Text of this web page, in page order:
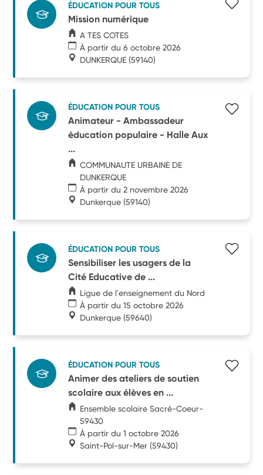
ÉDUCATION POUR TOUS
Mission numérique
A TES COTES
À partir du 6 octobre 2026
DUNKERQUE (59140)
ÉDUCATION POUR TOUS
Animateur - Ambassadeur
éducation populaire - Halle Aux
...
COMMUNAUTE URBAINE DE
DUNKERQUE
À partir du 2 novembre 2026
Dunkerque (59140)
ÉDUCATION POUR TOUS
Sensibiliser les usagers de la
Cité Educative de ...
Ligue de l'enseignement du Nord
À partir du 15 octobre 2026
Dunkerque (59640)
ÉDUCATION POUR TOUS
Animer des ateliers de soutien
scolaire aux élèves en ...
Ensemble scolaire Sacré-Coeur-
59430
À partir du 1 octobre 2026
Saint-Pol-sur-Mer (59430)